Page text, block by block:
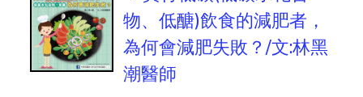
物、低醣)飲食的減肥者，
為何會減肥失敗？/文:林黑
潮醫師